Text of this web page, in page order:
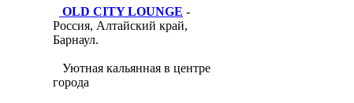
OLD CITY LOUNGE -
Россия, Алтайский край,
Барнаул.
Уютная кальянная в центре
города